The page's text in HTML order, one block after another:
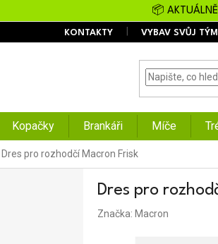
📦
KONTAKTY VYBAV SVŮJ
Kopačky Brankáři Míče
Dres pro rozhodčí Macron Frisk
Dres pro
Značka: Macron